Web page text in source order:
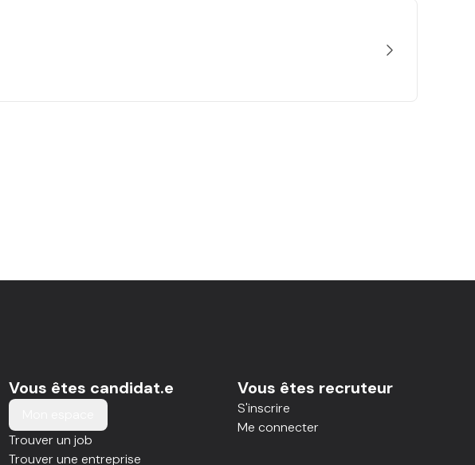
Vous êtes candidat.e
Trouver un job
Trouver une entreprise
Vous êtes recruteur
S'inscrire
Me connecter